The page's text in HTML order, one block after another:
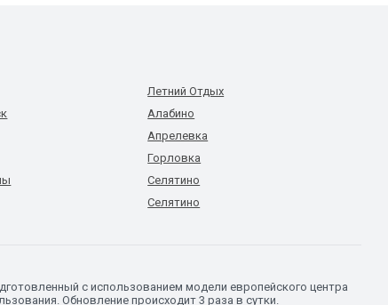
Летний Отдых
Алабино
Апрелевка
Горловка
Селятино
Селятино
с использованием модели европейского центра
Обновление происходит 3 раза в сутки.